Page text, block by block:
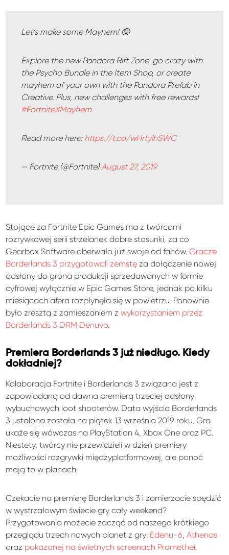
Let’s make some Mayhem! 🤪
Explore the new Pandora Rift Zone, go crazy with
the Psycho Bundle in the Item Shop, or create
mayhem of your own with the Pandora Prefab in
Creative. Plus, new challenges with free rewards!
#FortniteXMayhem
Read more here:https://t.co/wHrtylhSWC
— Fortnite (@Fortnite)August 27, 2019
Stojące za Fortnite Epic Games ma z twórcami
rozrywkowej serii strzelanek dobre stosunki, za co
Gearbox Software oberwało już swoje od fanów.Gracze
Borderlands 3 przygotowali zemstę za dołączenie nowej
odsłony do grona produkcji sprzedawanych w formie
cyfrowej wyłącznie w Epic Games Store, jednak po kilku
miesiącach afera rozpłynęła się w powietrzu. Ponownie
było zresztą z zamieszaniem zwykorzystaniem przez
Borderlands 3 DRM Denuvo.
Premiera Borderlands 3 już niedługo. Kiedy
dokładniej?
Kolaboracja Fortnite i Borderlands 3 związana jest z
zapowiadaną od dawna premierą trzeciej odsłony
wybuchowych loot shooterów. Data wyjścia Borderlands
3 ustalona została na piątek 13 września 2019 roku. Gra
ukaże się wówczas na PlayStation 4, Xbox One oraz PC.
Niestety, twórcy nie przewidzieli w dzień premiery
możliwości rozgrywki międzyplatformowej, ale ponoć
mają to w planach.
Czekacie na premierę Borderlands 3 i zamierzacie spędzić
w wystrzałowym świecie gry cały weekend?
Przygotowania możecie zacząć od naszego krótkiego
przeglądu trzech nowych planet z gry: Edenu-6,Athenas
oraz pokazanej na świetnych screenach Promethei.